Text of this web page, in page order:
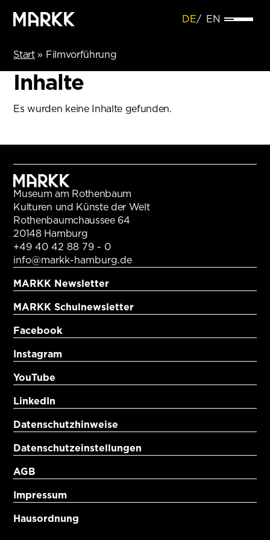
DE EN
Start» Filmvorführung
Inhalte
Es wurden keine Inhalte gefunden.
Museum am Rothenbaum
Kulturen und Künste der Welt
Rothenbaumchaussee 64
20148 Hamburg
+49 40 42 88 79 - 0
info@markk-hamburg.de
MARKK Newsletter
MARKK Schulnewsletter
Facebook
Instagram
YouTube
LinkedIn
Datenschutzhinweise
Datenschutzeinstellungen
AGB
Impressum
Hausordnung